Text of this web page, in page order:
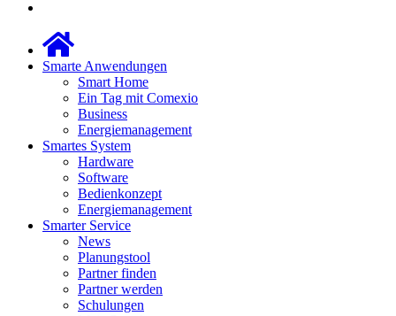
Smarte Anwendungen
Smart Home
Ein Tag mit Comexio
Business
Energiemanagement
Smartes System
Hardware
Software
Bedienkonzept
Energiemanagement
Smarter Service
News
Planungstool
Partner finden
Partner werden
Schulungen